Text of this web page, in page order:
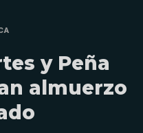
y Peña
almuerzo